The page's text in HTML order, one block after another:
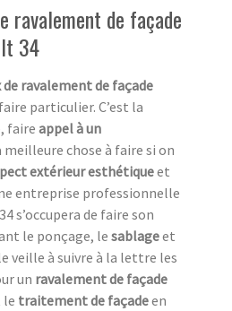
ravalement de façade
34
de ravalement de façade
particulier. C’est la
faire appel à un
meilleure chose à faire si on
extérieur esthétiqueet
entreprise professionnelle
s’occupera de faire son
le ponçage, le sablageet
veille à suivre à la lettre les
un ravalement de façade
le traitement de façadeen